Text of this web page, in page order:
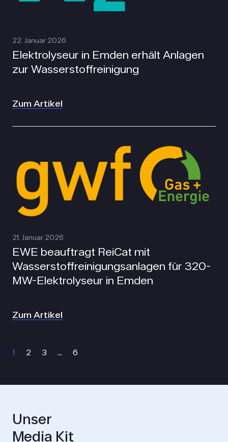
22. Januar 2026
Elektrolyseur in Emden erhält Anlagen
zur Wasserstoffreinigung
Zum Artikel
21. Januar 2026
EWE beauftragt ReiCat mit
Wasserstoffreinigungsanlagen für 320-
MW-Elektrolyseur in Emden
Zum Artikel
1 2 3 … 6
Unser
Media Kit